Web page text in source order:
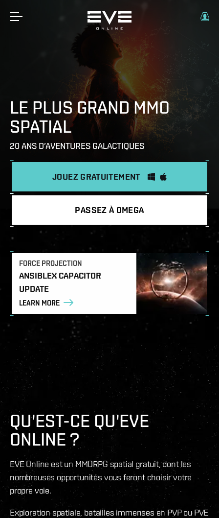
LE PLUS GRAND MMO
SPATIAL
20 ANS D’AVENTURES GALACTIQUES
JOUEZ GRATUITEMENT
PASSEZ À OMEGA
FORCE PROJECTION
ANSIBLEX CAPACITOR
UPDATE
LEARN MORE
QU'EST-CE QU'EVE
ONLINE ?
EVE Online est un MMORPG spatial gratuit, dont les
nombreuses opportunités vous feront choisir votre
propre voie.
Exploration spatiale, batailles immenses en PVP ou PVE